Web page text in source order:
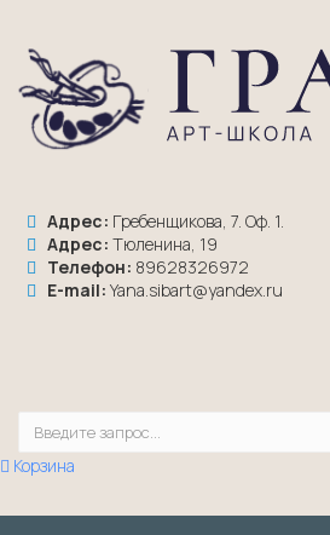
Адрес: Гребенщикова, 7. Оф. 1.
Адрес: Тюленина, 19
Телефон: 89628326972
E-mail: Yana.sibart@yandex.ru
Корзина